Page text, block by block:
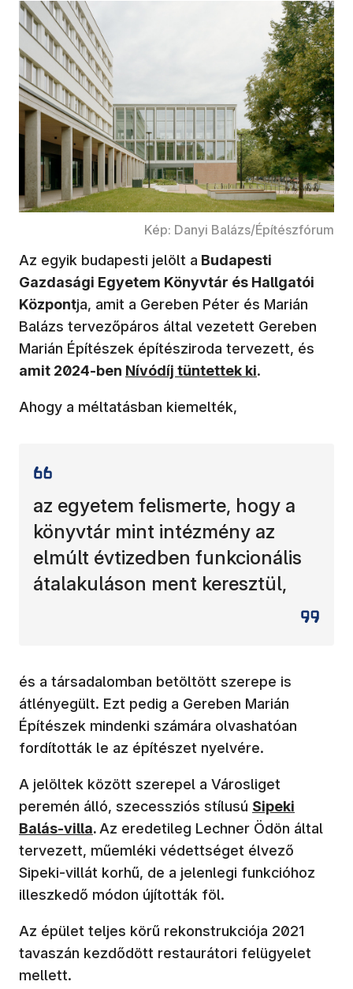
Kép: Danyi Balázs/Építészfórum
Az egyik budapesti jelölt a Budapesti
Gazdasági Egyetem Könyvtár és Hallgatói
Központja, amit a Gereben Péter és Marián
Balázs tervezőpáros által vezetett Gereben
Marián Építészek építésziroda tervezett, és
amit 2024-ben (új ablakban nyílik meg)
Nívódíj tüntettek ki.
Ahogy a méltatásban kiemelték,
az egyetem felismerte, hogy a
könyvtár mint intézmény az
elmúlt évtizedben funkcionális
átalakuláson ment keresztül,
és a társadalomban betöltött szerepe is
átlényegült. Ezt pedig a Gereben Marián
Építészek mindenki számára olvashatóan
fordították le az építészet nyelvére.
A jelöltek között szerepel a Városliget
peremén álló, szecessziós stílusú (új ablakban
Sipeki
Balás-villa. Az eredetileg Lechner Ödön által
tervezett, műemléki védettséget élvező
Sipeki-villát korhű, de a jelenlegi funkcióhoz
illeszkedő módon újították föl.
Az épület teljes körű rekonstrukciója 2021
tavaszán kezdődött restaurátori felügyelet
mellett.